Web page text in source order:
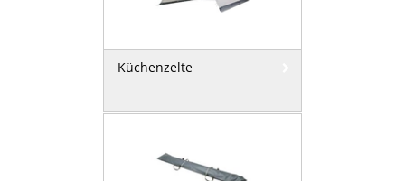
Küchenzelte